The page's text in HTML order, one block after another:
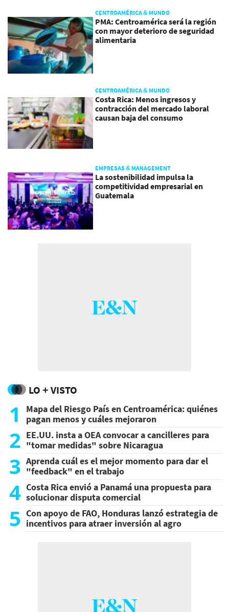
CENTROAMÉRICA & MUNDO
PMA: Centroamérica será la región
con mayor deterioro de seguridad
alimentaria
CENTROAMÉRICA & MUNDO
Costa Rica: Menos ingresos y
contracción del mercado laboral
causan baja del consumo
EMPRESAS & MANAGEMENT
La sostenibilidad impulsa la
competitividad empresarial en
Guatemala
LO + VISTO
1
Mapa del Riesgo País en Centroamérica: quiénes
pagan menos y cuáles mejoraron
2 EE.UU. insta a OEA convocar a cancilleres para
"tomar medidas" sobre Nicaragua
3 Aprenda cuál es el mejor momento para dar el
"feedback" en el trabajo
4 Costa Rica envió a Panamá una propuesta para
solucionar disputa comercial
5 Con apoyo de FAO, Honduras lanzó estrategia de
incentivos para atraer inversión al agro